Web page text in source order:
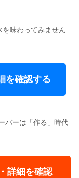
味わってみません
を確認する
バーは「作る」時代
詳細を確認